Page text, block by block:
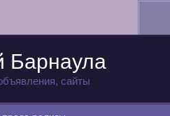
Барнаула
сайты